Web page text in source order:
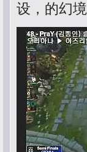
设，的幻